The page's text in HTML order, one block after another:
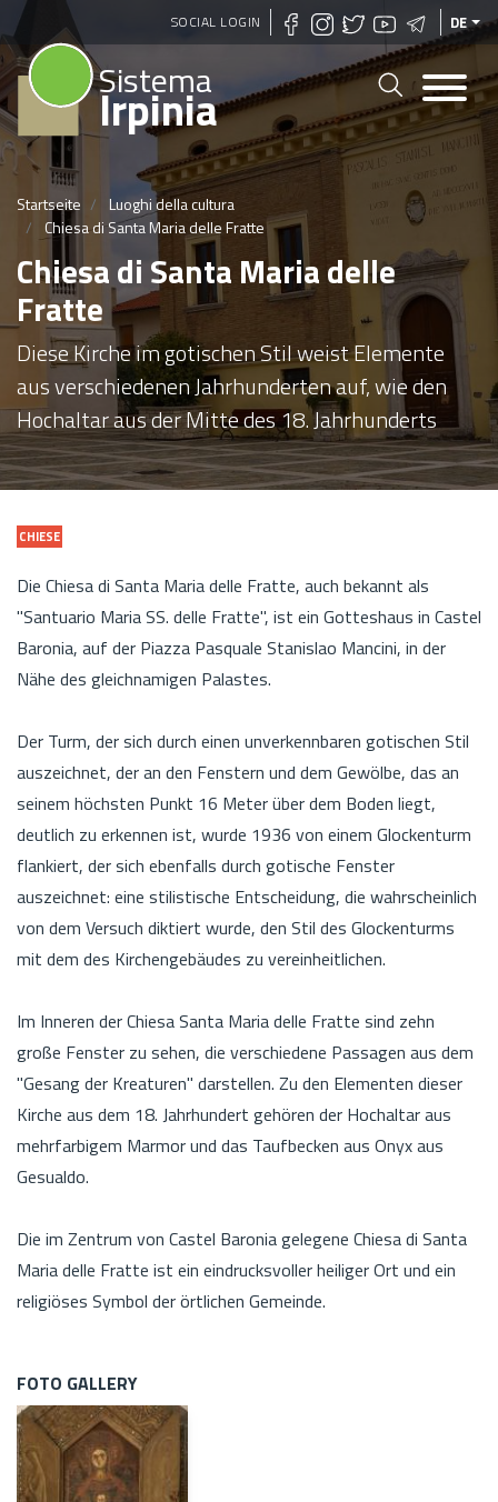
Direkt
zum
SOCIAL LOGIN DE
Sistema
Irpinia
Startseite
Luoghi della cultura
Chiesa di Santa Maria delle Fratte
Chiesa di Santa Maria delle
Fratte
Diese Kirche im gotischen Stil weist Elemente
aus verschiedenen Jahrhunderten auf, wie den
Hochaltar aus der Mitte des 18. Jahrhunderts
CHIESE
Die Chiesa di Santa Maria delle Fratte, auch bekannt als
"Santuario Maria SS. delle Fratte", ist ein Gotteshaus in Castel
Baronia, auf der Piazza Pasquale Stanislao Mancini, in der
Nähe des gleichnamigen Palastes.
Der Turm, der sich durch einen unverkennbaren gotischen Stil
auszeichnet, der an den Fenstern und dem Gewölbe, das an
seinem höchsten Punkt 16 Meter über dem Boden liegt,
deutlich zu erkennen ist, wurde 1936 von einem Glockenturm
flankiert, der sich ebenfalls durch gotische Fenster
auszeichnet: eine stilistische Entscheidung, die wahrscheinlich
von dem Versuch diktiert wurde, den Stil des Glockenturms
mit dem des Kirchengebäudes zu vereinheitlichen.
Im Inneren der Chiesa Santa Maria delle Fratte sind zehn
große Fenster zu sehen, die verschiedene Passagen aus dem
"Gesang der Kreaturen" darstellen. Zu den Elementen dieser
Kirche aus dem 18. Jahrhundert gehören der Hochaltar aus
mehrfarbigem Marmor und das Taufbecken aus Onyx aus
Gesualdo.
Die im Zentrum von Castel Baronia gelegene Chiesa di Santa
Maria delle Fratte ist ein eindrucksvoller heiliger Ort und ein
religiöses Symbol der örtlichen Gemeinde.
FOTO GALLERY